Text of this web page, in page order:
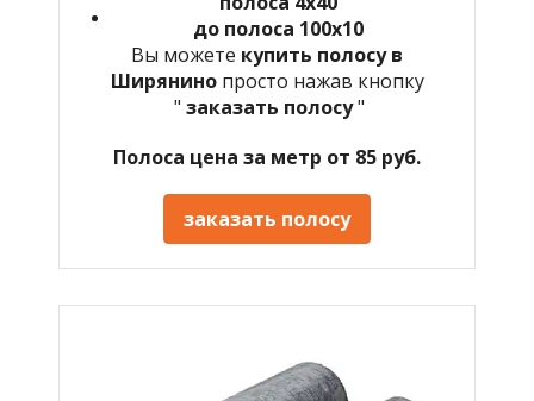
до полоса 100х10
Вы можете купить полосу в
Ширянино просто нажав кнопку
" заказать полосу"
Полоса цена за метр от 85 руб.
заказать полосу